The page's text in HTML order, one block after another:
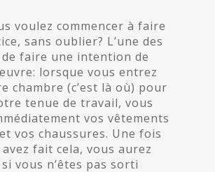
voulez commencer à faire
sans oublier? L’une des
de faire une intention de
lorsque vous entrez
chambre (c’est là où) pour
tenue de travail, vous
vos vêtements
vos chaussures. Une fois
fait cela, vous aurez
vous n’êtes pas sorti